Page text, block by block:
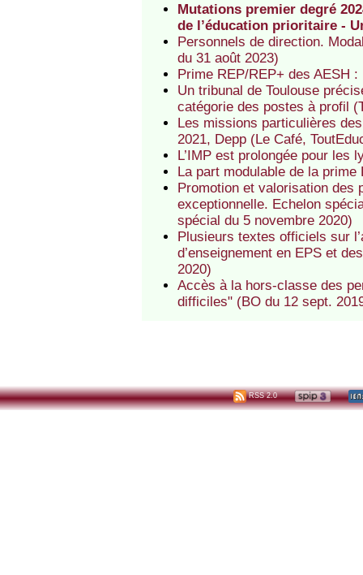
Mutations premier degré
de l’éducation prioritaire -
Personnels de direction.
du 31 août 2023)
Prime REP/REP+ des AESH
Un tribunal de Toulouse
catégorie des postes à profil
Les missions particulières
2021, Depp (Le Café,
L’IMP est prolongée pour les
La part modulable de la
Promotion et valorisation des
exceptionnelle. Echelon
spécial du 5 novembre 2020)
Plusieurs textes officiels sur
d’enseignement en EPS et
2020)
Accès à la hors-classe des
difficiles" (BO du 12 sept.
RSS 2.0